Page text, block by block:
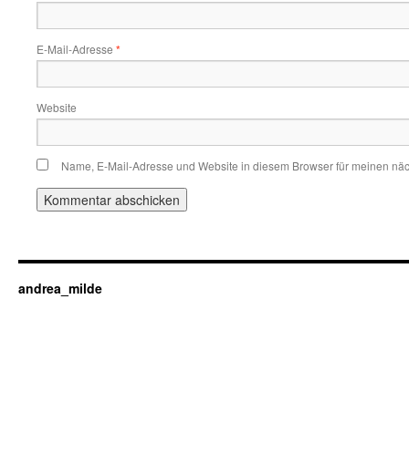
E-Mail-Adresse *
Website
Name, E-Mail-Adresse und Website in diesem Browser für meinen
andrea_milde